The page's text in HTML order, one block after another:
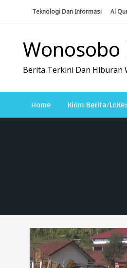
Teknologi Dan Informasi Al
Wonosobo
Berita Terkini Dan Hiburan
Home Kirim Berita/LoKer